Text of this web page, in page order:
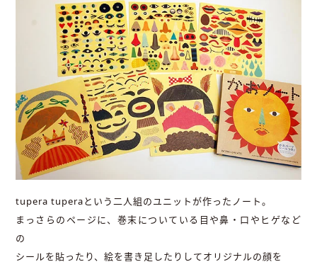
tupera tuperaという二人組のユニットが作ったノート。
まっさらのページに、巻末についている目や鼻・口やヒゲなど
の
シールを貼ったり、絵を書き足したりしてオリジナルの顔を